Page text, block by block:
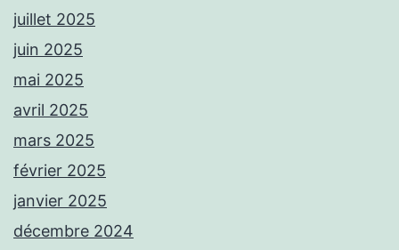
juillet 2025
juin 2025
mai 2025
avril 2025
mars 2025
février 2025
janvier 2025
décembre 2024